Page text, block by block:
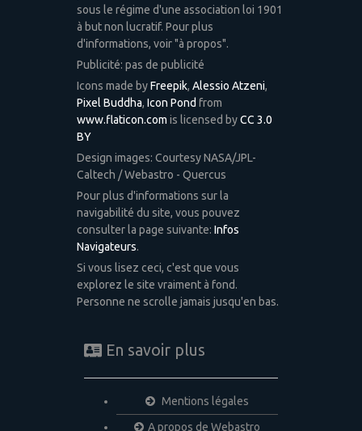
sous le régime d'une association loi 1901
à but non lucratif. Pour plus
d'informations, voir "à propos".
Publicité: pas de publicité
Icons made byFreepik, Alessio Atzeni,
Pixel Buddha, Icon Pond from
www.flaticon.com is licensed byCC 3.0
BY
Design images: Courtesy NASA/JPL-
Caltech / Webastro - Quercus
Pour plus d'informations sur la
navigabilité du site, vous pouvez
consulter la page suivante: Infos
Navigateurs.
Si vous lisez ceci, c'est que vous
explorez le site vraiment à fond.
Personne ne scrolle jamais jusqu'en bas.
En savoir plus
Mentions légales
A propos de Webastro